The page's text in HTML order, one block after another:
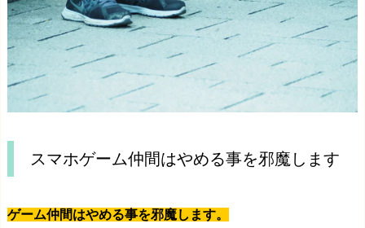
スマホゲーム仲間はやめる事を邪魔します
ゲーム仲間はやめる事を邪魔します。